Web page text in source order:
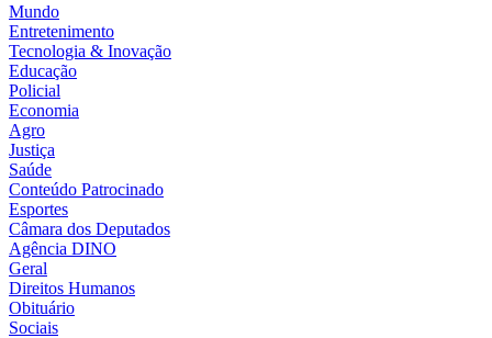
Mundo
Entretenimento
Tecnologia & Inovação
Educação
Policial
Economia
Agro
Justiça
Saúde
Conteúdo Patrocinado
Esportes
Câmara dos Deputados
Agência DINO
Geral
Direitos Humanos
Obituário
Sociais